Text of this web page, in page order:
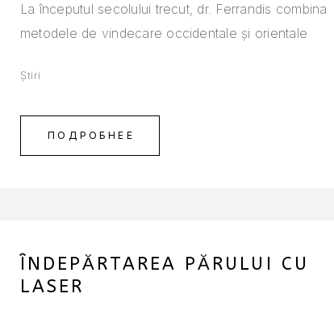
La începutul secolului trecut, dr. Ferrandis combina
metodele de vindecare occidentale și orientale
Știri
ПОДРОБНЕЕ
ÎNDEPĂRTAREA PĂRULUI CU
LASER